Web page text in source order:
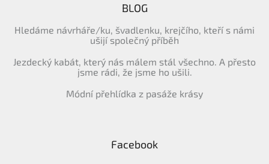
BLOG
Hledáme návrháře/ku, švadlenku, krejčího, kteří s námi
ušijí společný příběh
Jezdecký kabát, který nás málem stál všechno. A přesto
jsme rádi, že jsme ho ušili.
Módní přehlídka z pasáže krásy
Facebook